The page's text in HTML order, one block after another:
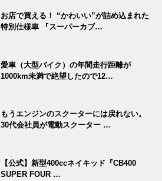
お店で買える！ “かわいい”が詰め込まれた
特別仕様車 『スーパーカブ…
愛車（大型バイク）の年間走行距離が
1000km未満で絶望したので12…
もうエンジンのスクーターには戻れない。
30代会社員が電動スクーター …
【公式】新型400ccネイキッド『CB400
SUPER FOUR …